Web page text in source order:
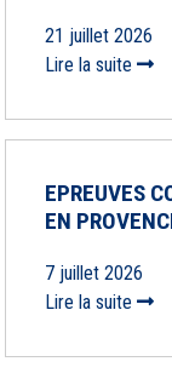
21 juillet 2026
Lire la suite
EPREUVES
EN
7 juillet 2026
Lire la suite